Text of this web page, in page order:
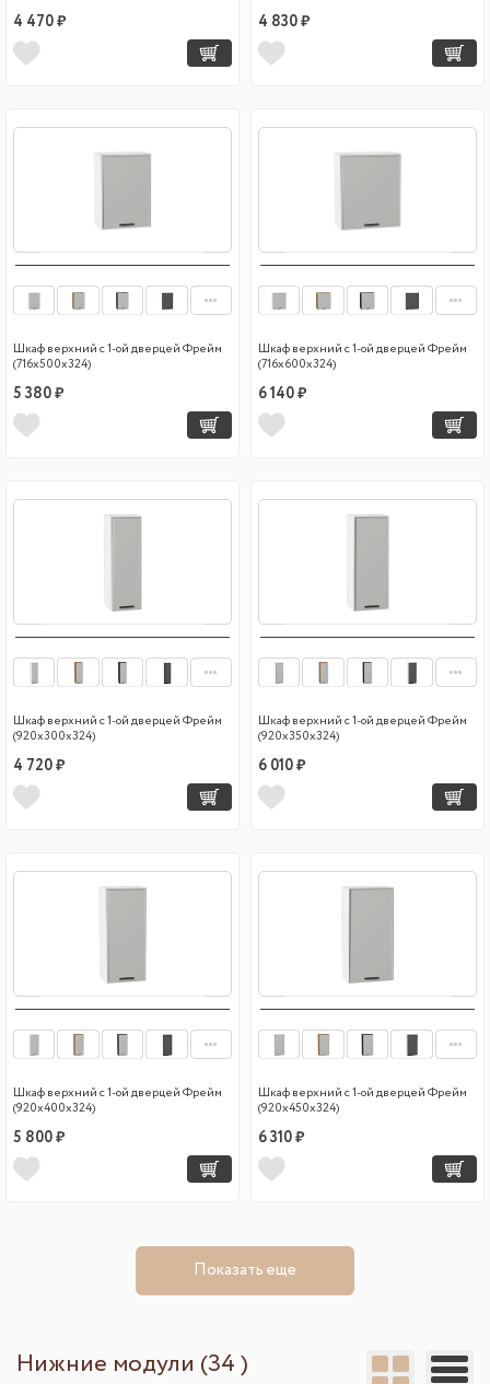
4 470 ₽ 4 830 ₽
Шкаф верхний с 1-ой дверцей Фрейм
(716х500х324)
5 380 ₽
Шкаф верхний с 1-ой дверцей Фрейм
(716х600х324)
6 140 ₽
Шкаф верхний с 1-ой дверцей Фрейм
(920х300х324)
4 720 ₽
Шкаф верхний с 1-ой дверцей Фрейм
(920х350х324)
6 010 ₽
Шкаф верхний с 1-ой дверцей Фрейм
(920х400х324)
5 800 ₽
Шкаф верхний с 1-ой дверцей Фрейм
(920х450х324)
6 310 ₽
Показать еще
Нижние модули (34 )